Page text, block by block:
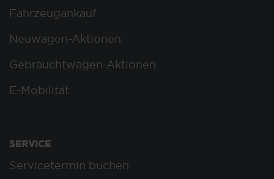
Fahrzeugankauf
Neuwagen-Aktionen
Gebrauchtwagen-Aktionen
E-Mobilität
SERVICE
Servicetermin buchen